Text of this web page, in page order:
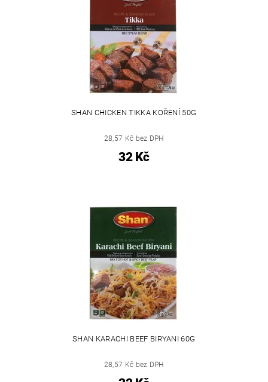
SHAN CHICKEN TIKKA KOŘENÍ 50G
28,57 Kč bez DPH
32 Kč
SHAN KARACHI BEEF BIRYANI 60G
28,57 Kč bez DPH